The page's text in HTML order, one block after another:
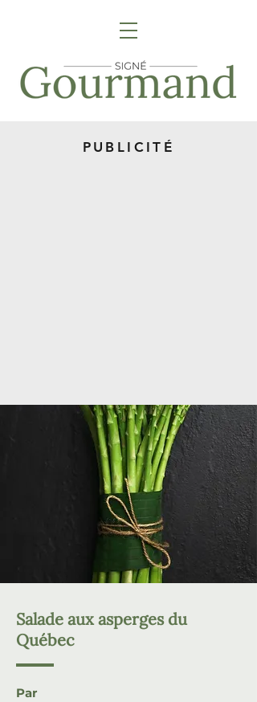
PUBLICITÉ
Salade aux asperges du
Québec
Par